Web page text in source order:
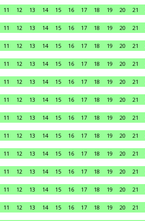
11 12 13 14 15 16 17 18 19 20 21
11 12 13 14 15 16 17 18 19 20 21
11 12 13 14 15 16 17 18 19 20 21
11 12 13 14 15 16 17 18 19 20 21
11 12 13 14 15 16 17 18 19 20 21
11 12 13 14 15 16 17 18 19 20 21
11 12 13 14 15 16 17 18 19 20 21
11 12 13 14 15 16 17 18 19 20 21
11 12 13 14 15 16 17 18 19 20 21
11 12 13 14 15 16 17 18 19 20 21
11 12 13 14 15 16 17 18 19 20 21
11 12 13 14 15 16 17 18 19 20 21